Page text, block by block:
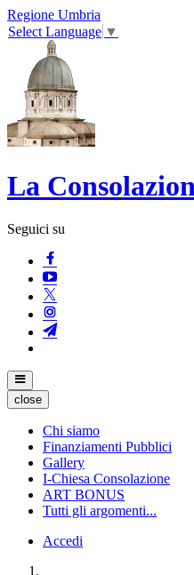
Regione Umbria
Select Language ▼
La
Seguici su
close
Chi siamo
Finanziamenti Pubblici
Gallery
I-Chiesa Consolazione
ART BONUS
Tutti gli argomenti...
Accedi